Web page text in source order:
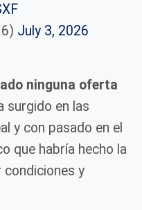
July 3, 2026
ninguna oferta
surgido en las
y con pasado en el
que habría hecho la
y